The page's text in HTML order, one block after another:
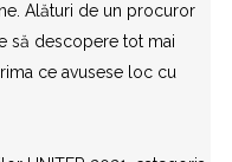
Alături de un procuror
să descopere tot mai
ce avusese loc cu